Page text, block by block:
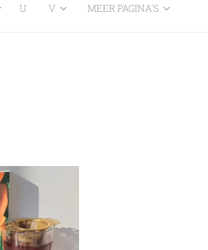
U V MEER PAGINA'S